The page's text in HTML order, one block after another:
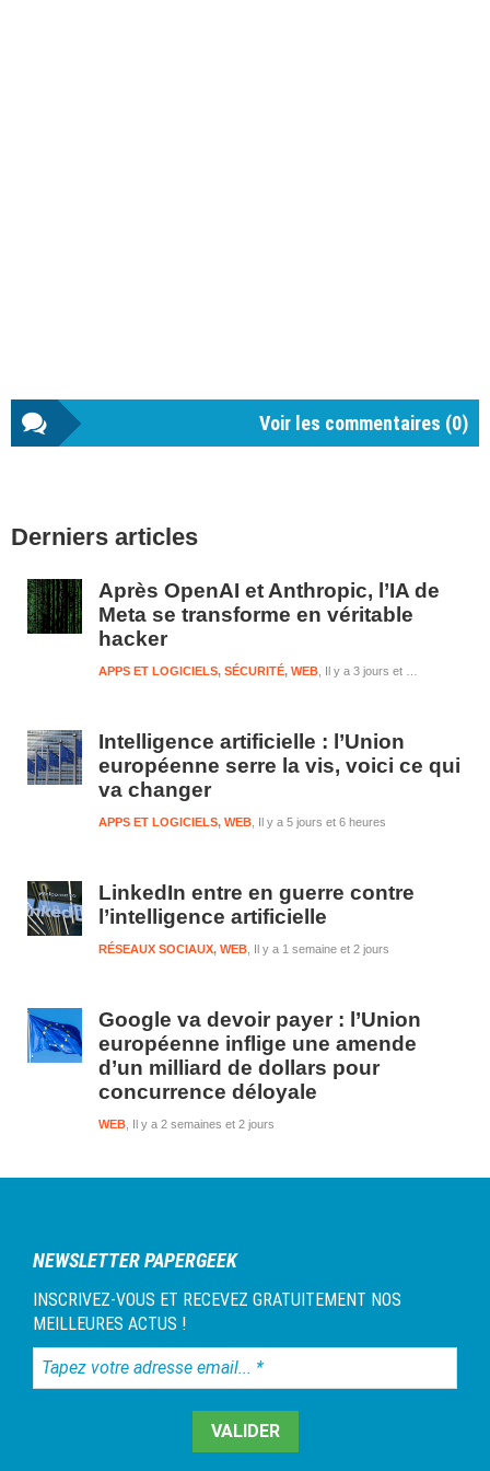
Voir les commentaires (0)
latérale
Derniers articles
Après OpenAI et Anthropic, l’IA de
Meta se transforme en véritable
hacker
Il y a 3 jours et 6 heures
APPS ET LOGICIELS, SÉCURITÉ, WEB
Intelligence artificielle : l’Union
européenne serre la vis, voici ce qui
va changer
Il y a 5 jours et 6 heures
APPS ET LOGICIELS, WEB
LinkedIn entre en guerre contre
l’intelligence artificielle
Il y a 1 semaine et 2 jours
RÉSEAUX SOCIAUX, WEB
Google va devoir payer : l’Union
européenne inflige une amende
d’un milliard de dollars pour
concurrence déloyale
Il y a 2 semaines et 2 jours
WEB
NEWSLETTER PAPERGEEK
INSCRIVEZ-VOUS ET RECEVEZ GRATUITEMENT NOS
MEILLEURES ACTUS !
Tapez
votre